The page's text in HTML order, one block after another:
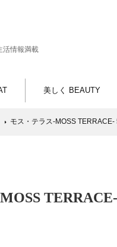
活情報満載
美しく BEAUTY
モス・テラス-MOSS TERRACE-